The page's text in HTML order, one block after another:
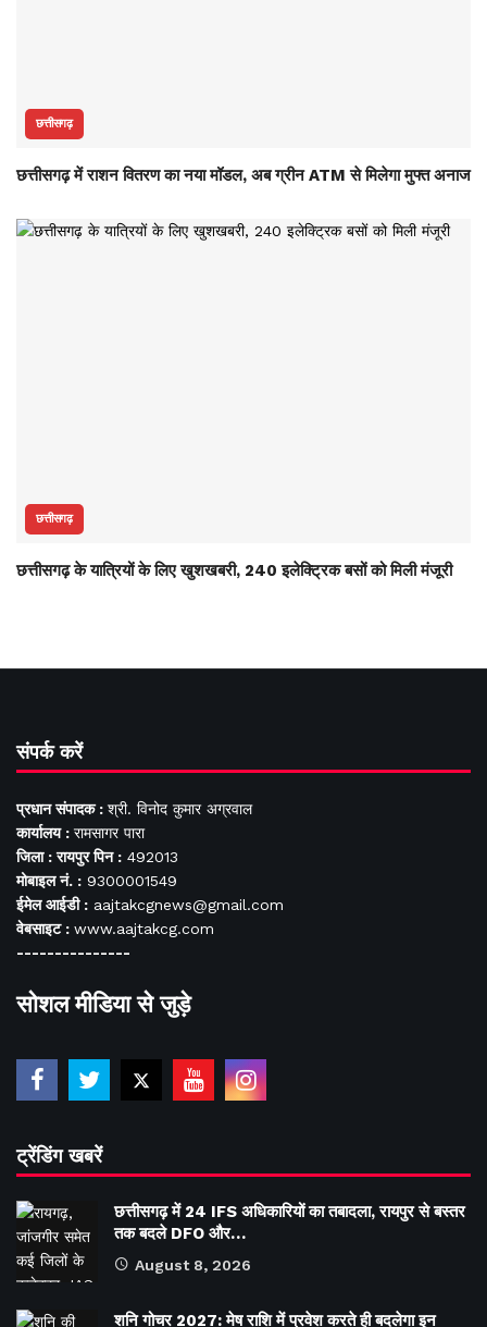
छत्तीसगढ़
छत्तीसगढ़ में राशन वितरण का नया मॉडल, अब ग्रीन ATM से मिलेगा मुफ्त अनाज
छत्तीसगढ़
छत्तीसगढ़ के यात्रियों के लिए खुशखबरी, 240 इलेक्ट्रिक बसों को मिली मंजूरी
संपर्क करें
प्रधान संपादक : श्री. विनोद कुमार अग्रवाल
कार्यालय : रामसागर पारा
जिला : रायपुर पिन : 492013
मोबाइल नं. : 9300001549
ईमेल आईडी : aajtakcgnews@gmail.com
वेबसाइट : www.aajtakcg.com
---------------
सोशल मीडिया से जुड़े
ट्रेंडिंग खबरें
छत्तीसगढ़ में 24 IFS अधिकारियों का तबादला, रायपुर से बस्तर
तक बदले DFO और…
August 8, 2026
शनि गोचर 2027: मेष राशि में प्रवेश करते ही बदलेगा इन